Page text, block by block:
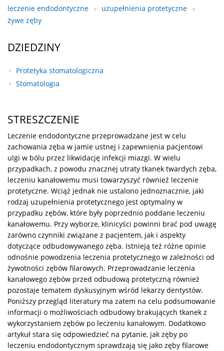
leczenie endodontyczne
uzupełnienia protetyczne
żywe zęby
DZIEDZINY
Protetyka stomatologiczna
Stomatologia
STRESZCZENIE
Leczenie endodontyczne przeprowadzane jest w celu
zachowania zęba w jamie ustnej i zapewnienia pacjentowi
ulgi w bólu przez likwidację infekcji miazgi. W wielu
przypadkach, z powodu znacznej utraty tkanek twardych zęba,
leczeniu kanałowemu musi towarzyszyć również leczenie
protetyczne. Wciąż jednak nie ustalono jednoznacznie, jaki
rodzaj uzupełnienia protetycznego jest optymalny w
przypadku zębów, które były poprzednio poddane leczeniu
kanałowemu. Przy wyborze, klinicyści powinni brać pod uwagę
zarówno czynniki związane z pacjentem, jak i aspekty
dotyczące odbudowywanego zęba. Istnieją też różne opinie
odnośnie powodzenia leczenia protetycznego w zależności od
żywotności zębów filarowych. Przeprowadzanie leczenia
kanałowego zębów przed odbudową protetyczną również
pozostaje tematem dyskusyjnym wśród lekarzy dentystów.
Poniższy przegląd literatury ma zatem na celu podsumowanie
informacji o możliwościach odbudowy brakujących tkanek z
wykorzystaniem zębów po leczeniu kanałowym. Dodatkowo
artykuł stara się odpowiedzieć na pytanie, jak zęby po
leczeniu endodontycznym sprawdzają się jako zęby filarowe